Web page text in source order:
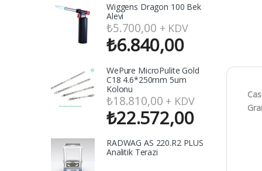
Wiggens Dragon 100 Bek
Alevi
₺5.700,00 + KDV
₺6.840,00
WePure MicroPulite Gold
C18 4.6*250mm 5um
Kolonu
₺18.810,00 + KDV
₺22.572,00
RADWAG AS 220.R2 PLUS
Analitik Terazi